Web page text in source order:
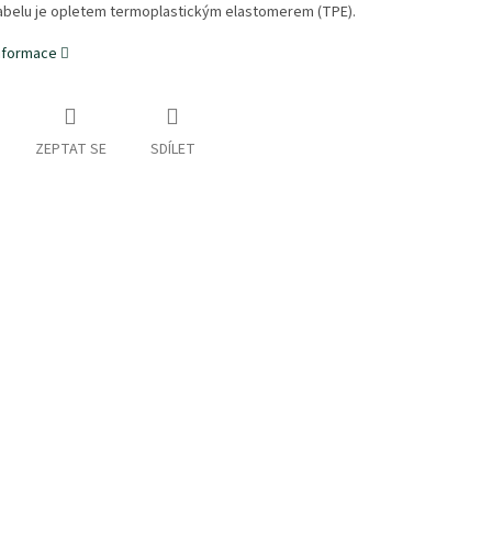
je opletem termoplastickým elastomerem (TPE).
ZEPTAT SE SDÍLET